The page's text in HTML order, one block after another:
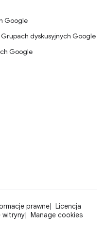
Google
dyskusyjnych Google
Google
prawne
Licencja
witryny Manage cookies